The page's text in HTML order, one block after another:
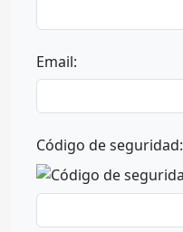
Email:
Código de seguridad: